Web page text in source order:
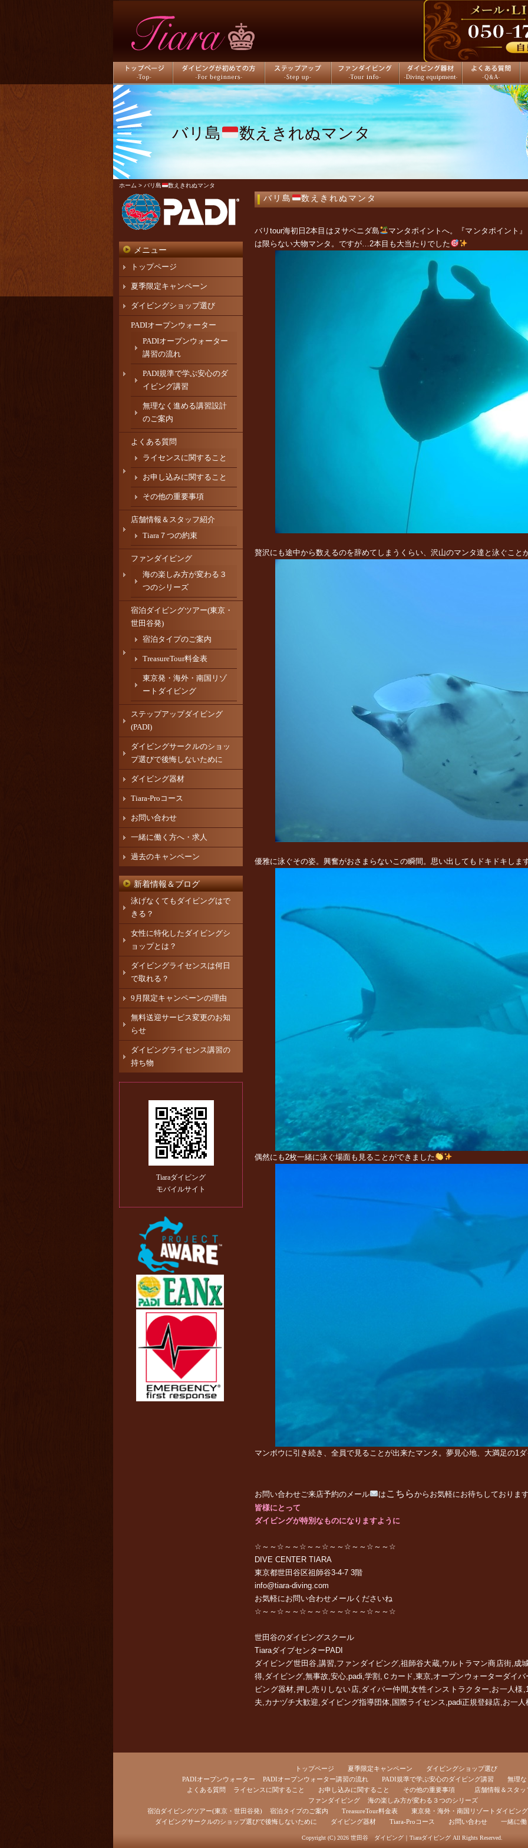
トップページ ダイビングが初めての方 ステップアップ ファンダイビング ダイビング器材 よくある質問
バリ島 数えきれぬマンタ
ホーム > バリ島 数えきれぬマンタ
バリ島 数えきれぬマンタ
バリtour海初日2本目は ヌサペニダ島
マンタポイントへ。『マンタポイント
は限らない大物マンタ。ですが…2本目も大当たりでした
贅沢にも途中から数えるのを辞めてしまうくらい、沢山のマンタ達と泳ぐこと
優雅に泳ぐその姿。興奮がおさまらないこの瞬間。思い出してもドキドキしま
偶然にも2枚一緒に泳ぐ場面も見ることができました
マンボウに引き続き、全員で見ることが出来たマンタ。夢見心地、大満足の1
お問い合わせご来店予約のメール は こちらからお気軽にお待ちしておりま
皆様にとって
ダイビングが特別なものになりますように
☆～～☆～～☆～～☆～～☆～～☆～～☆
DIVE CENTER TIARA
東京都世田谷区祖師谷3-4-7 3階
info@tiara-diving.com
お気軽にお問い合わせメール くださいね
☆～～☆～～☆～～☆～～☆～～☆～～☆
世田谷のダイビングスクール
Tiaraダイブセンター PADI
ダイビング世田谷,講習,ファンダイビング,祖師谷大蔵,ウルトラマン商店街,成
得,ダイビング,無事故,安心,padi,学割,Ｃカード,東京,オープンウォーターダイ
ビング器材,押し売りしない店,ダイバー仲間,女性インストラクター,お一人
夫,カナヅチ大歓迎,ダイビング指導団体,国際ライセンス,padi正規登録店,お一
メニュー
トップページ
夏季限定キャンペーン
ダイビングショップ選び
PADIオープンウォーター
PADIオープンウォーター
講習の流れ
PADI規準で学ぶ安心のダ
イビング講習
無理なく進める講習設計
のご案内
よくある質問
ライセンスに関すること
お申し込みに関すること
その他の重要事項
店舗情報＆スタッフ紹介
Tiara７つの約束
ファンダイビング
海の楽しみ方が変わる３
つのシリーズ
宿泊ダイビングツアー(東京・
世田谷発)
宿泊タイプのご案内
TreasureTour料金表
東京発・海外・南国リゾ
ートダイビング
ステップアップダイビング
(PADI)
ダイビングサークルのショッ
プ選びで後悔しないために
ダイビング器材
Tiara-Proコース
お問い合わせ
一緒に働く方へ・求人
過去のキャンペーン
新着情報＆ブログ
泳げなくてもダイビングはで
きる？
女性に特化したダイビングシ
ョップとは？
ダイビングライセンスは何日
で取れる？
9月限定キャンペーンの理由
無料送迎サービス変更のお知
らせ
ダイビングライセンス講習の
持ち物
Tiaraダイビング
モバイルサイト
トップページ 夏季限定キャンペーン
ダイビングショップ選び
PADIオープンウォーター
PADIオープンウォーター講習の流れ PADI規準で学ぶ安心のダイビング講習
無理
よくある質問
ライセンスに関すること お申し込みに関すること その他の重要事項
店舗情報＆スタッ
ファンダイビング
海の楽しみ方が変わる３つのシリーズ
宿泊ダイビングツアー(東京・世田谷発)
宿泊タイプのご案内 TreasureTour料金表
東京発・海外・南国リゾートダイビング
ダイビングサークルのショップ選びで後悔しないために
ダイビング器材 Tiara-Proコース お問い合わせ 一緒に
Copyright (C) 2026 世田谷 ダイビング｜TiaraダイビングAll Rights Reserved.